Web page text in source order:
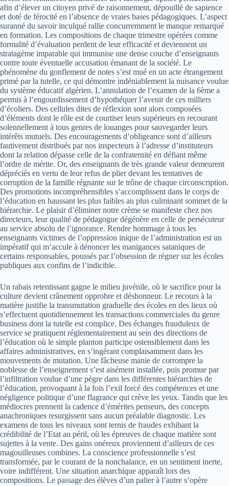
afin d’élever un citoyen privé de raisonnement, dépouillé de sapience
et doté de férocité en l’absence de vraies bases pédagogiques. L’aspect
suranné du savoir inculqué rallie concurremment le manque remarqué
en formation. Les compositions de chaque trimestre opérées comme
formalité d’évaluation perdent de leur efficacité et deviennent un
stratagème imparable qui immunise une dense couche d’enseignants
contre toute éventuelle accusation émanant de la société. Le
phénomène du gonflement de notes s’est mué en un acte étrangement
primé par la tutelle, ce qui démontre indéniablement la nuisance voulue
du système éducatif algérien. L’annulation de l’examen de la 6ème a
permis à l’engourdissement d’hypothéquer l’avenir de ces milliers
d’écoliers. Des cellules dites de réflexion sont alors composées
d’éléments dont le rôle est de courtiser leurs supérieurs en recourant
solennellement à tous genres de louanges pour sauvegarder leurs
intérêts mutuels. Des encouragements d’obligeance sont d’ailleurs
fautivement distribués par nos inspecteurs à l’adresse d’instituteurs
dont la relation dépasse celle de la confraternité en défiant même
l’ordre de mérite. Or, des enseignants de très grande valeur demeurent
dépréciés en vertu de leur refus de plier devant les tentatives de
corruption de la famille régnante sur le trône de chaque circonscription.
Des promotions incompréhensibles s’accomplissent dans le corps de
l’éducation en haussant les plus faibles au plus culminant sommet de la
hiérarchie. Le plaisir d’éliminer notre crème se manifeste chez nos
directeurs, leur qualité de pédagogue dégénère en celle de persécuteur
au service absolu de l’ignorance. Rendre hommage à tous les
enseignants victimes de l’oppression inique de l’administration est un
impératif qui m’accule à dénoncer les manigances sataniques de
certains responsables, poussés par l’obsession de régner sur les écoles
publiques aux confins de l’indicible.
Un rabais retentissant gagne le milieu juvénile, où le sacrifice pour la
culture devient crânement opprobre et déshonneur. Le recours à la
matière justifie la transmutation graduelle des écoles en des lieux où
s’effectuent quotidiennement les transactions commerciales du genre
business dont la tutelle est complice. Des échanges frauduleux de
service se pratiquent réglementairement au sein des directions de
l’éducation où le simple planton participe ostensiblement dans les
affaires administratives, en s’ingérant complaisamment dans les
mouvements de mutation. Une fâcheuse manie de corrompre la
noblesse de l’enseignement s’est aisément installée, puis promue par
l’infiltration voulue d’une pègre dans les différentes hiérarchies de
l’éducation, provoquant à la fois l’exil forcé des compétences et une
négligence politique d’une flagrance qui crève les yeux. Tandis que les
médiocres prennent la cadence d’émérites penseurs, des concepts
anachroniques resurgissent sans aucun préalable diagnostic. Les
examens de tous les niveaux sont ternis de fraudes exhibant la
crédibilité de l’Etat au péril, où les épreuves de chaque matière sont
sujettes à la vente. Des gains onéreux proviennent d’ailleurs de ces
magouilleuses combines. La conscience professionnelle s’est
transformée, par le courant de la nonchalance, en un sentiment inerte,
voire indifférent. Une situation anarchique apparaît lors des
compositions. Le passage des élèves d’un palier à l’autre s’opère